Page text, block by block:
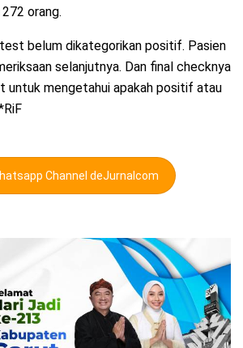
orang.
belum dikategorikan positif. Pasien
selanjutnya. Dan final checknya
untuk mengetahui apakah positif atau
Channel deJurnalcom